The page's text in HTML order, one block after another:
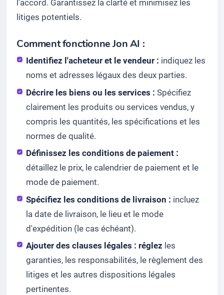
l'accord. Garantissez la clarté et minimisez les
litiges potentiels.
Comment fonctionne Jon AI :
Identifiez l'acheteur et le vendeur : indiquez les
noms et adresses légaux des deux parties.
Décrire les biens ou les services : Spécifiez
clairement les produits ou services vendus, y
compris les quantités, les spécifications et les
normes de qualité.
Définissez les conditions de paiement :
détaillez le prix, le calendrier de paiement et le
mode de paiement.
Spécifiez les conditions de livraison : incluez
la date de livraison, le lieu et le mode
d'expédition (le cas échéant).
Ajouter des clauses légales : réglez les
garanties, les responsabilités, le règlement des
litiges et les autres dispositions légales
pertinentes.